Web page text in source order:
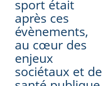
sport était
après ces
évènements,
au cœur des
enjeux
sociétaux et de